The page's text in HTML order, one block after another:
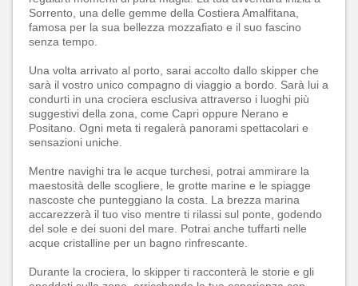
Sorrento, una delle gemme della Costiera Amalfitana,
famosa per la sua bellezza mozzafiato e il suo fascino
senza tempo.
Una volta arrivato al porto, sarai accolto dallo skipper che
sarà il vostro unico compagno di viaggio a bordo. Sarà lui a
condurti in una crociera esclusiva attraverso i luoghi più
suggestivi della zona, come Capri oppure Nerano e
Positano. Ogni meta ti regalerà panorami spettacolari e
sensazioni uniche.
Mentre navighi tra le acque turchesi, potrai ammirare la
maestosità delle scogliere, le grotte marine e le spiagge
nascoste che punteggiano la costa. La brezza marina
accarezzerà il tuo viso mentre ti rilassi sul ponte, godendo
del sole e dei suoni del mare. Potrai anche tuffarti nelle
acque cristalline per un bagno rinfrescante.
Durante la crociera, lo skipper ti racconterà le storie e gli